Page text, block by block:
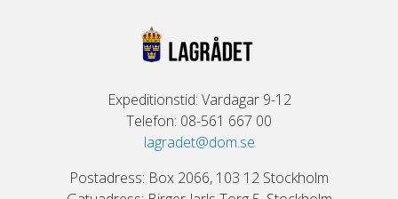
Expeditionstid: Vardagar 9-12
Telefon: 08-561 667 00
lagradet@dom.se
Postadress: Box 2066, 103 12 Stockholm